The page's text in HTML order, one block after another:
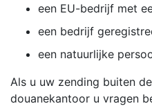
een EU-bedrijf met
een bedrijf
een natuurlijke
Als u uw zending buiten
douanekantoor u vragen